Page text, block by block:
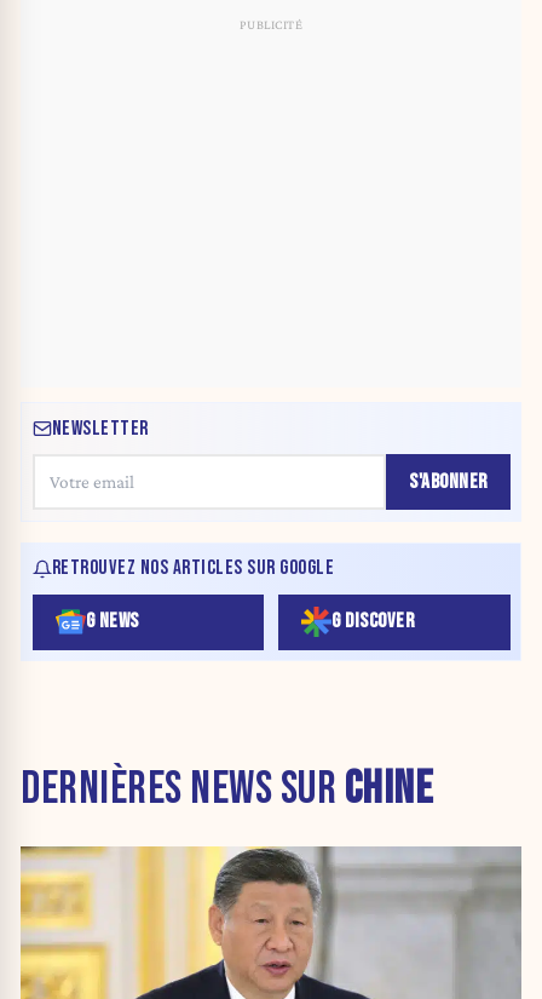
NEWSLETTER
S'ABONNER
RETROUVEZ NOS ARTICLES SUR GOOGLE
G NEWS G DISCOVER
DERNIÈRES NEWS SUR CHINE